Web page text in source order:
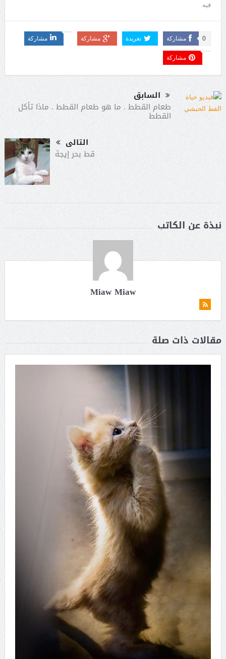
فيه
مشاركة 0 تغريدة مشاركة مشاركة
مشاركة
السابق
طعام القطط . ما هو طعام القطط . ماذا تأكل
القطط
التالى
قط بحر إيجة
نبذة عن الكاتب
Miaw Miaw
مقالات ذات صلة